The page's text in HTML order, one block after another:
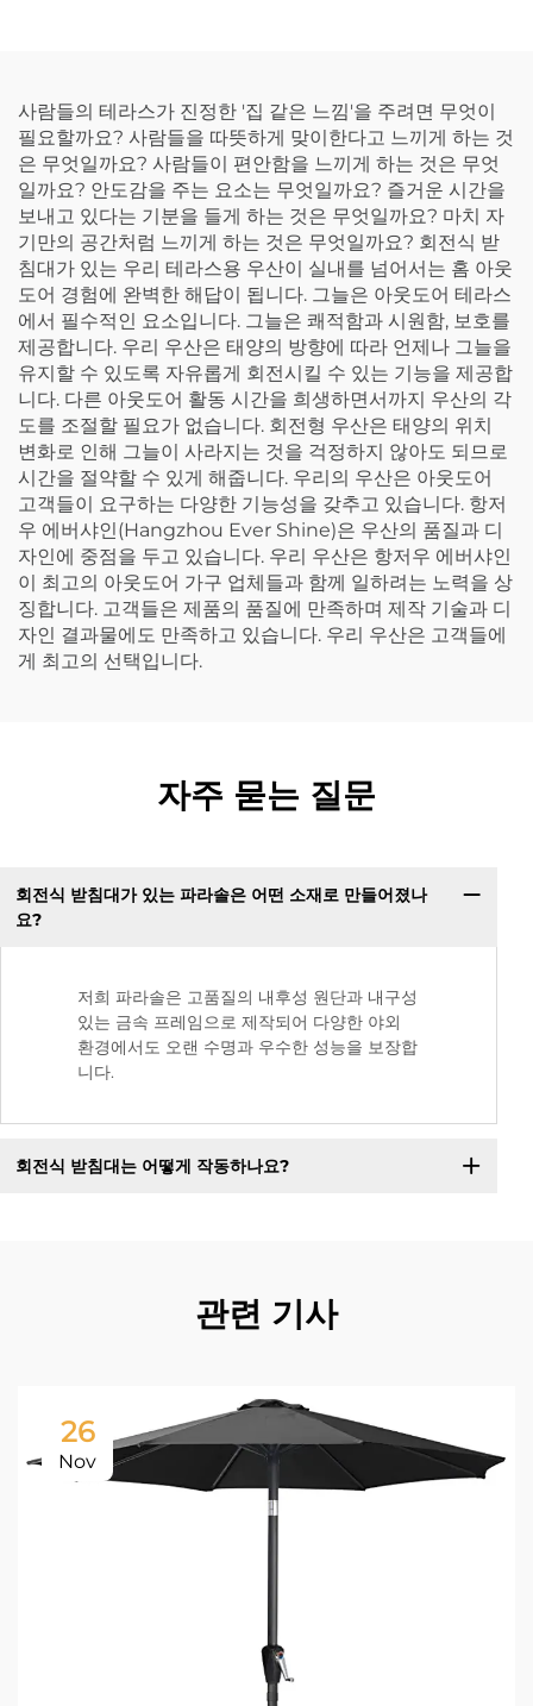
사람들의 테라스가 진정한 '집 같은 느낌'을 주려면 무엇이
필요할까요? 사람들을 따뜻하게 맞이한다고 느끼게 하는 것
은 무엇일까요? 사람들이 편안함을 느끼게 하는 것은 무엇
일까요? 안도감을 주는 요소는 무엇일까요? 즐거운 시간을
보내고 있다는 기분을 들게 하는 것은 무엇일까요? 마치 자
기만의 공간처럼 느끼게 하는 것은 무엇일까요? 회전식 받
침대가 있는 우리 테라스용 우산이 실내를 넘어서는 홈 아웃
도어 경험에 완벽한 해답이 됩니다. 그늘은 아웃도어 테라스
에서 필수적인 요소입니다. 그늘은 쾌적함과 시원함, 보호를
제공합니다. 우리 우산은 태양의 방향에 따라 언제나 그늘을
유지할 수 있도록 자유롭게 회전시킬 수 있는 기능을 제공합
니다. 다른 아웃도어 활동 시간을 희생하면서까지 우산의 각
도를 조절할 필요가 없습니다. 회전형 우산은 태양의 위치
변화로 인해 그늘이 사라지는 것을 걱정하지 않아도 되므로
시간을 절약할 수 있게 해줍니다. 우리의 우산은 아웃도어
고객들이 요구하는 다양한 기능성을 갖추고 있습니다. 항저
우 에버샤인(Hangzhou Ever Shine)은 우산의 품질과 디
자인에 중점을 두고 있습니다. 우리 우산은 항저우 에버샤인
이 최고의 아웃도어 가구 업체들과 함께 일하려는 노력을 상
징합니다. 고객들은 제품의 품질에 만족하며 제작 기술과 디
자인 결과물에도 만족하고 있습니다. 우리 우산은 고객들에
게 최고의 선택입니다.
자주 묻는 질문
회전식 받침대가 있는 파라솔은 어떤 소재로 만들어졌나
요?
저희 파라솔은 고품질의 내후성 원단과 내구성
있는 금속 프레임으로 제작되어 다양한 야외
환경에서도 오랜 수명과 우수한 성능을 보장합
니다.
회전식 받침대는 어떻게 작동하나요?
관련 기사
26
Nov